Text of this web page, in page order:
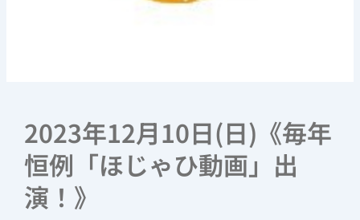
2023年12月10日(日)《毎年
恒例「ほじゃひ動画」出
演！》